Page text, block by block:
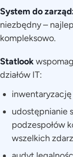
System do
niezbędny –
kompleksowo.
Statlook
działów IT:
udostępnianie
podzespołów
wszelkich